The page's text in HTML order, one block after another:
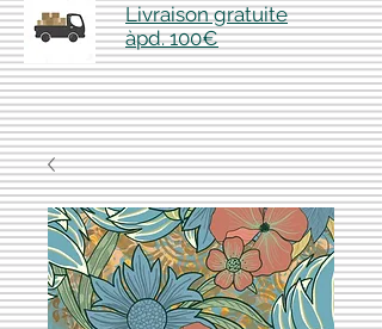
Livraison gratuite
àpd. 100€